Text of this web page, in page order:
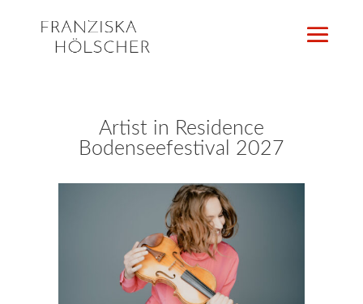
Artist in Residence
Bodenseefestival 2027